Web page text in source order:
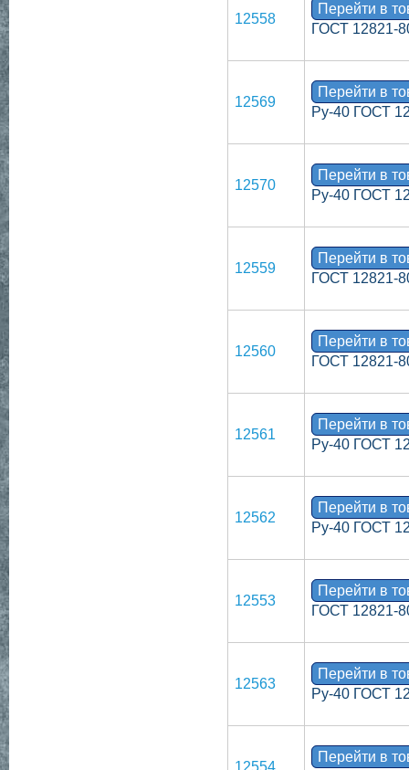
12558
Перейти в
ГОСТ 12821-
12569
Перейти в
Ру-40 ГОСТ
12570
Перейти в
Ру-40 ГОСТ
12559
Перейти в
ГОСТ 12821-
12560
Перейти в
ГОСТ 12821-
12561
Перейти в
Ру-40 ГОСТ
12562
Перейти в
Ру-40 ГОСТ
12553
Перейти в
ГОСТ 12821-
12563
Перейти в
Ру-40 ГОСТ
Перейти в